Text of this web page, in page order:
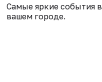
Самые яркие события в
вашем городе.